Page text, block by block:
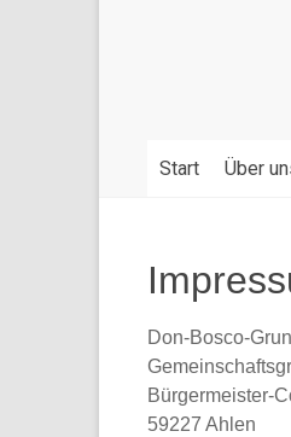
gegenseitige
Kulturen,
Werte
und
Sprachen.
Start Über
Don-Bosco-
Bürgermeister-
59227 Ahlen